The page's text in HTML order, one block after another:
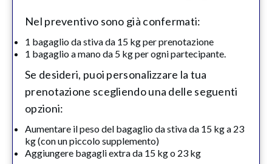
Nel preventivo sono già confermati:
1 bagaglio da stiva da 15 kg per prenotazione
1 bagaglio a mano da 5 kg per ogni partecipante.
Se desideri, puoi personalizzare la tua
prenotazione scegliendo una delle seguenti
opzioni:
Aumentare il peso del bagaglio da stiva da 15 kg a 23
kg (con un piccolo supplemento)
Aggiungere bagagli extra da 15 kg o 23 kg